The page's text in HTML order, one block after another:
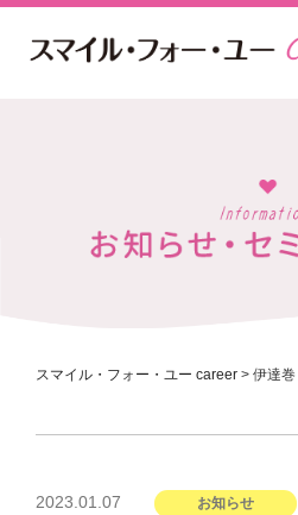
スマイル・フォー・ユー career > 伊達巻
投
2023.01.07 お知らせ